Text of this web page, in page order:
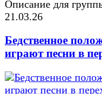
Описание для
21.03.26
Бедственное
играют песни в